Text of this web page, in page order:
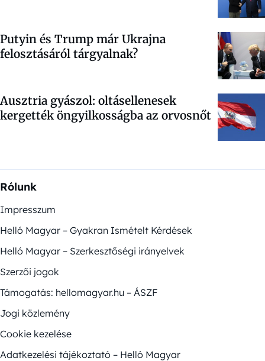
Putyin és Trump már Ukrajna
felosztásáról tárgyalnak?
Ausztria gyászol: oltásellenesek
kergették öngyilkosságba az orvosnőt
Rólunk
Impresszum
Helló Magyar – Gyakran Ismételt Kérdések
Helló Magyar – Szerkesztőségi irányelvek
Szerzői jogok
Támogatás: hellomagyar.hu – ÁSZF
Jogi közlemény
Cookie kezelése
Adatkezelési tájékoztató – Helló Magyar